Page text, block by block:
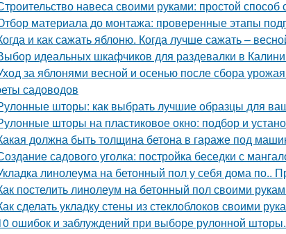
навеса своими руками: простой способ
материала до монтажа: проверенные этапы
и как сажать яблоню. Когда лучше сажать –
идеальных шкафчиков для раздевалки в
за яблонями весной и осенью после сбора
садоводов
шторы: как выбрать лучшие образцы для
шторы на пластиковое окно: подбор и
должна быть толщина бетона в гараже под
садового уголка: постройка беседки с
линолеума на бетонный пол у себя дома по..
постелить линолеум на бетонный пол своими
сделать укладку стены из стеклоблоков своими
ошибок и заблуждений при выборе рулонной